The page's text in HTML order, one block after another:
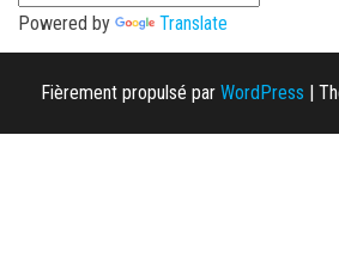
Powered by Translate
Fièrement propulsé par WordPress |